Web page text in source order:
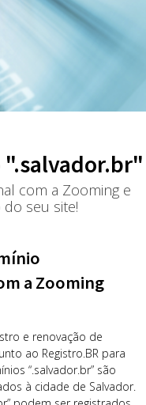
com a Zooming e
seu site!
a Zooming
e renovação de
ao Registro.BR para
“.salvador.br” são
à cidade de Salvador.